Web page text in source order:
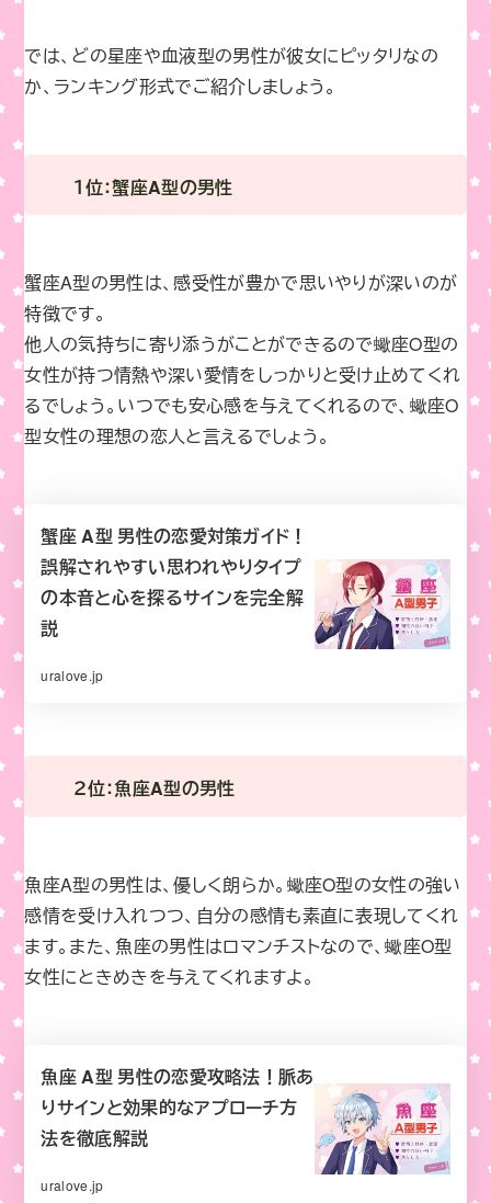
では、どの星座や血液型の男性が彼女にピッタリなの
か、ランキング形式でご紹介しましょう。
１位：蟹座A型の男性
蟹座A型の男性は、感受性が豊かで思いやりが深いのが
特徴です。
他人の気持ちに寄り添うがことができるので蠍座O型の
女性が持つ情熱や深い愛情をしっかりと受け止めてくれ
るでしょう。いつでも安心感を与えてくれるので、蠍座O
型女性の理想の恋人と言えるでしょう。
蟹座 A型 男性の恋愛対策ガイド！
誤解されやすい思われやりタイプ
の本音と心を探るサインを完全解
説
uralove.jp
２位：魚座A型の男性
魚座A型の男性は、優しく朗らか。蠍座O型の女性の強い
感情を受け入れつつ、自分の感情も素直に表現してくれ
ます。また、魚座の男性はロマンチストなので、蠍座O型
女性にときめきを与えてくれますよ。
魚座 A型 男性の恋愛攻略法！脈あ
りサインと効果的なアプローチ方
法を徹底解説
uralove.jp